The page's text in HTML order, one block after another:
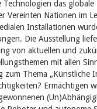
das globale
Vereinten Nationen im
Installationen
Die Ausstellung
von aktuellen und
mit allen
Thema „Künstliche
Ermächtigen